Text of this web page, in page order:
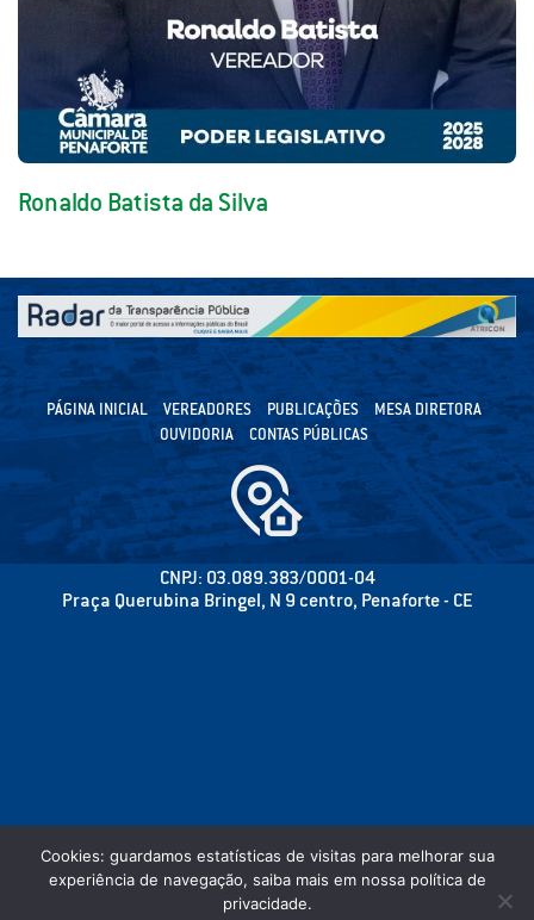
Ronaldo Batista da Silva
PÁGINA INICIAL VEREADORES PUBLICAÇÕES
MESA DIRETORA
OUVIDORIA
CONTAS PÚBLICAS
CNPJ: 03.089.383/0001-04
Praça Querubina Bringel, N 9 centro, Penaforte - CE
Cookies: guardamos estatísticas de visitas para melhorar sua
experiência de navegação, saiba mais em nossa política de
privacidade.